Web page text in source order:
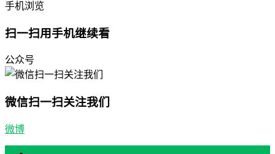
手机浏览
扫一扫用手机继续看
公众号
微信扫一扫关注我们
微博